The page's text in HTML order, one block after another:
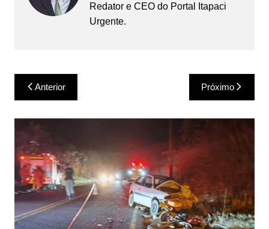
Redator e CEO do Portal Itapaci
Urgente.
Navegação
de
Post
Anterior Próximo